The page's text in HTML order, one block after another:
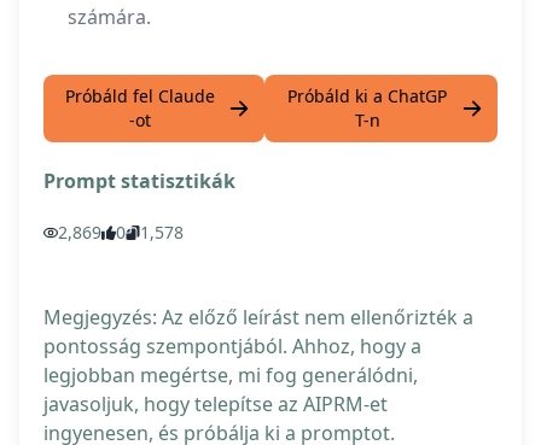
számára.
Próbáld fel Claude
-ot
Próbáld ki a ChatGP
T-n
Prompt statisztikák
2,869 0 1,578
Megjegyzés: Az előző leírást nem ellenőrizték a
pontosság szempontjából. Ahhoz, hogy a
legjobban megértse, mi fog generálódni,
javasoljuk, hogy telepítse az AIPRM-et
ingyenesen, és próbálja ki a promptot.